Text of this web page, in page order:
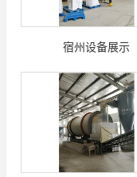
宿州设备展示